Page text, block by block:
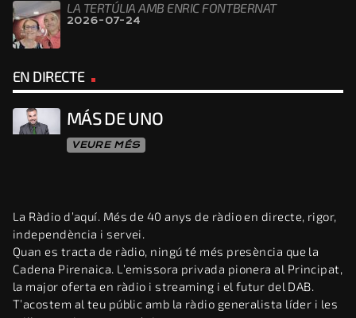
LA TERTÚLIA AMB ENRIC FONTBERNAT
2026-07-24
EN DIRECTE
MÁS DE UNO
VEURE MÉS
La Ràdio d’aquí. Més de 40 anys de ràdio en directe, rigor,
independència i servei.
Quan es tracta de ràdio, ningú té més presència que la
Cadena Pirenaica. L’emissora privada pionera al Principat,
la major oferta en ràdio i streaming i el futur del DAB.
T’acostem al teu públic amb la ràdio generalista líder i les